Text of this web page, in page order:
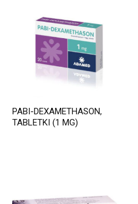
PABI-DEXAMETHASON,
TABLETKI (1 MG)